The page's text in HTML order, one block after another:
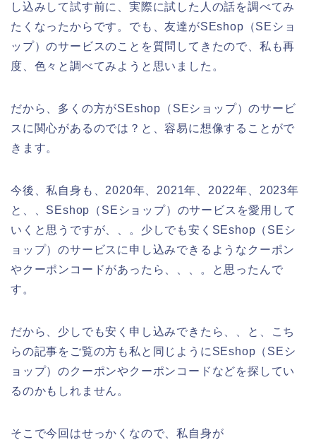
し込みして試す前に、実際に試した人の話を調べてみ
たくなったからです。でも、友達がSEshop（SEショ
ップ）のサービスのことを質問してきたので、私も再
度、色々と調べてみようと思いました。
だから、多くの方がSEshop（SEショップ）のサービ
スに関心があるのでは？と、容易に想像することがで
きます。
今後、私自身も、2020年、2021年、2022年、2023年
と、、SEshop（SEショップ）のサービスを愛用して
いくと思うですが、、。少しでも安くSEshop（SEシ
ョップ）のサービスに申し込みできるようなクーポン
やクーポンコードがあったら、、、。と思ったんで
す。
だから、少しでも安く申し込みできたら、、と、こち
らの記事をご覧の方も私と同じようにSEshop（SEシ
ョップ）のクーポンやクーポンコードなどを探してい
るのかもしれません。
そこで今回はせっかくなので、私自身が